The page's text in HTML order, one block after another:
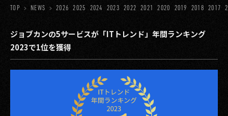
ジョブカン
ゲーム
医療(CLIUS)
出版メディア
美少女図鑑
ABOUT
SERVICES
GROUP
CONTACT
TOP NEWS 2026 2025 2024 2023 2022 2021 2020 2019 2018 2017
ジョブカンの5サービスが「ITトレンド」年間ランキング
2023で1位を獲得